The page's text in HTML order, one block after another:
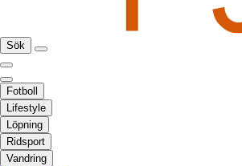
Sök
Fotboll
Lifestyle
Löpning
Ridsport
Vandring